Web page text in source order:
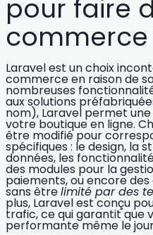
pour faire
commerce
Laravel est un choix
commerce en raison de
nombreuses
aux solutions
nom), Laravel permet une
votre boutique en ligne.
être modifié pour
spécifiques : le design, la
données, les
des modules pour la
paiements, ou encore
sans êtrelimité par des
plus, Laravel est conçu
trafic, ce qui garantit que
performante même le